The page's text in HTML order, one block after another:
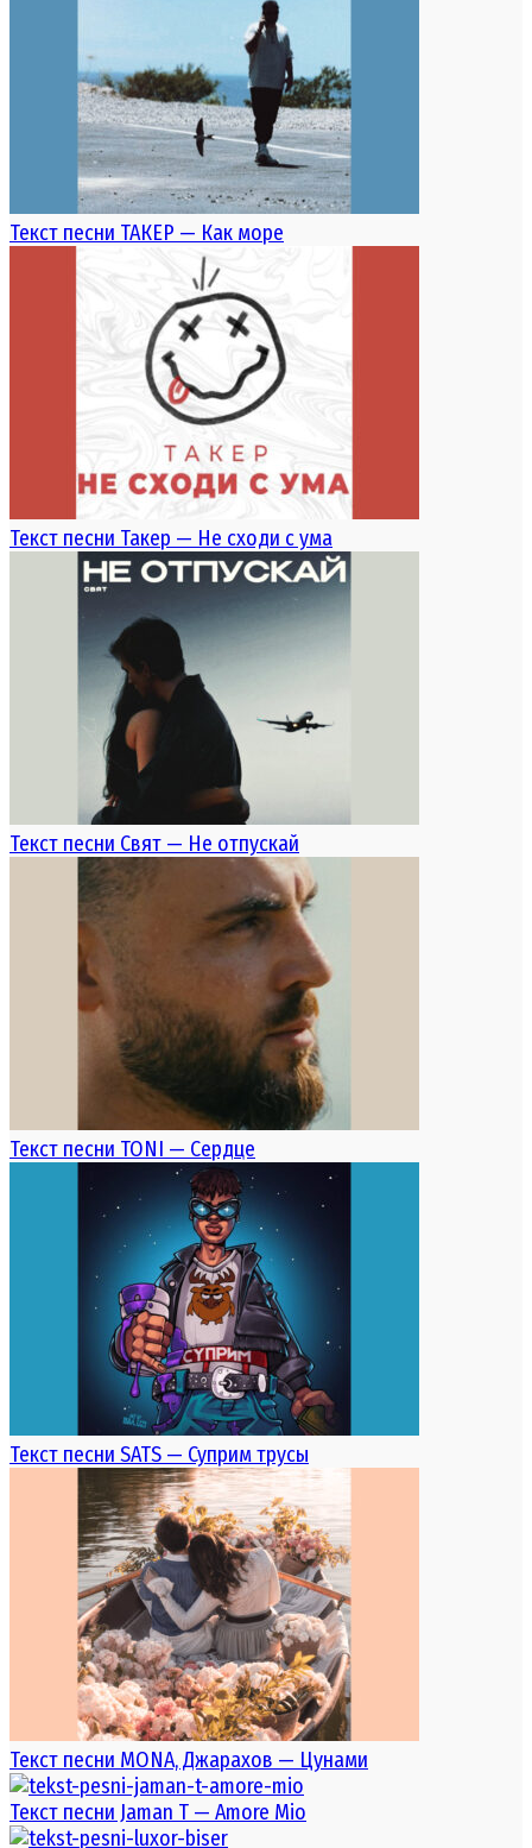
Текст песни ТАКЕР — Как море
Текст песни Такер — Не сходи с ума
Текст песни Свят — Не отпускай
Текст песни TONI — Сердце
Текст песни SATS — Суприм трусы
Текст песни MONA, Джарахов — Цунами
Текст песни Jaman T — Amore Mio